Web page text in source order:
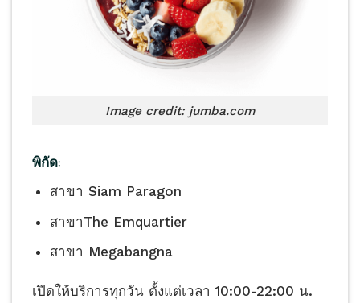
Image credit: jumba.com
พิกัด:
สาขา Siam Paragon
สาขาThe Emquartier
สาขา Megabangna
เปิดให้บริการทุกวัน ตั้งแต่เวลา 10:00-22:00 น.